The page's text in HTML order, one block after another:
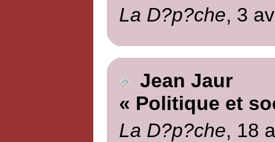
La D?p?che, 3
Jean Jaur
« Politique et
La D?p?che, 18